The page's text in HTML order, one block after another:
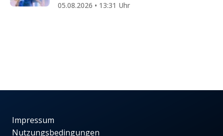
05.08.2026 • 13:31 Uhr
Impressum
Nutzungsbedingungen